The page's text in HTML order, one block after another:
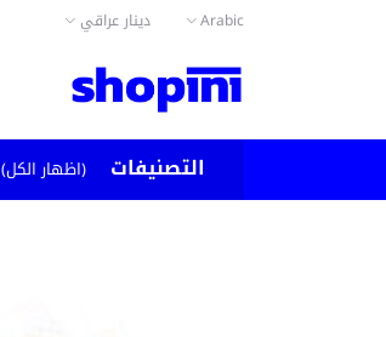
Arabic دينار عراقي
التصنيفات (اظهار الكل)